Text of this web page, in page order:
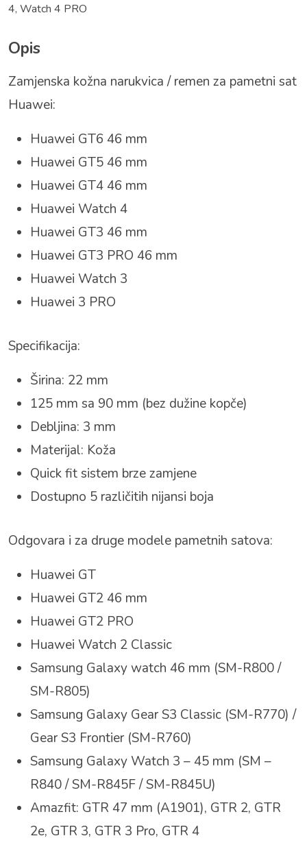
4, Watch 4 PRO
Opis
Zamjenska kožna narukvica / remen za pametni sat
Huawei:
Huawei GT6 46 mm
Huawei GT5 46 mm
Huawei GT4 46 mm
Huawei Watch 4
Huawei GT3 46 mm
Huawei GT3 PRO 46 mm
Huawei Watch 3
Huawei 3 PRO
Specifikacija:
Širina: 22 mm
125 mm sa 90 mm (bez dužine kopče)
Debljina: 3 mm
Materijal: Koža
Quick fit sistem brze zamjene
Dostupno 5 različitih nijansi boja
Odgovara i za druge modele pametnih satova:
Huawei GT
Huawei GT2 46 mm
Huawei GT2 PRO
Huawei Watch 2 Classic
Samsung Galaxy watch 46 mm (SM-R800 /
SM-R805)
Samsung Galaxy Gear S3 Classic (SM-R770) /
Gear S3 Frontier (SM-R760)
Samsung Galaxy Watch 3 – 45 mm (SM –
R840 / SM-R845F / SM-R845U)
Amazfit: GTR 47 mm (A1901), GTR 2, GTR
2e, GTR 3, GTR 3 Pro, GTR 4